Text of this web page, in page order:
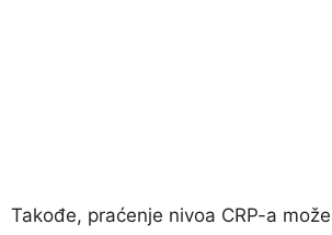
Takođe, praćenje nivoa CRP-a